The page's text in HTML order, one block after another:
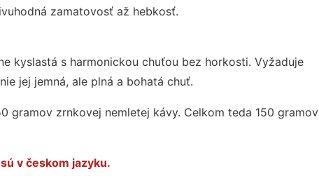
zamatovosť až hebkosť.
kyslastá s harmonickou chuťou bez horkosti. Vyžaduje
jej jemná, ale plná a bohatá chuť.
gramov zrnkovej nemletej kávy. Celkom teda 150 gramov
v českom jazyku.